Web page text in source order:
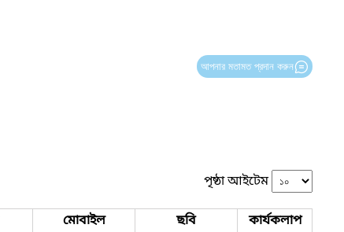
আপনার মতামত প্রদান করুন
পৃষ্ঠা আইটেম
মোবাইল ছবি কার্যকলাপ